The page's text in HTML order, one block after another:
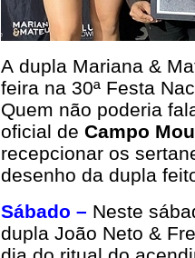
A dupla Mariana &
feira na 30ª Festa
Quem não poderia
oficial de Campo
recepcionar os
desenho da dupla
Sábado – Neste
dupla João Neto &